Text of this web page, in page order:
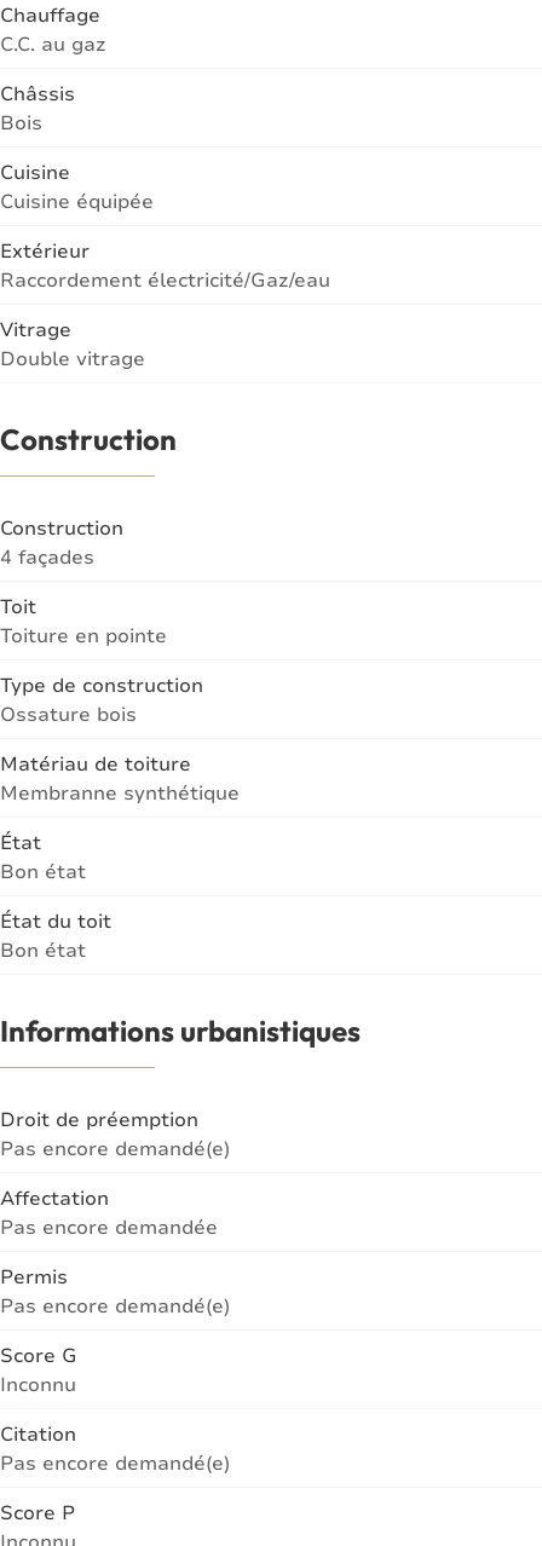
Chauffage
C.C. au gaz
Châssis
Bois
Cuisine
Cuisine équipée
Extérieur
Raccordement électricité/Gaz/eau
Vitrage
Double vitrage
Construction
Construction
4 façades
Toit
Toiture en pointe
Type de construction
Ossature bois
Matériau de toiture
Membranne synthétique
État
Bon état
État du toit
Bon état
Informations urbanistiques
Droit de préemption
Pas encore demandé(e)
Affectation
Pas encore demandée
Permis
Pas encore demandé(e)
Score G
Inconnu
Citation
Pas encore demandé(e)
Score P